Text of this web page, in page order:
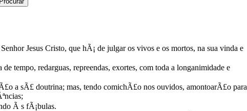
Jesus Cristo, que hÃ¡ de julgar os vivos e os mortos, na sua vinda e
tempo, redarguas, repreendas, exortes, com toda a longanimidade e
a sÃ£ doutrina; mas, tendo comichÃ£o nos ouvidos, amontoarÃ£o para
Ã s fÃ¡bulas.